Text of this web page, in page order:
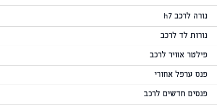
נורה לרכב h7
נורות לד לרכב
פילטר אוויר לרכב
פנס ערפל אחורי
פנסים חדשים לרכב